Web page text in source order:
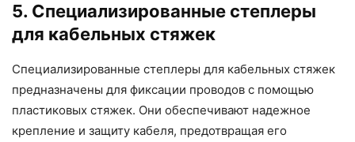
5. Специализированные степлеры
для кабельных стяжек
Специализированные степлеры для кабельных стяжек
предназначены для фиксации проводов с помощью
пластиковых стяжек. Они обеспечивают надежное
крепление и защиту кабеля, предотвращая его